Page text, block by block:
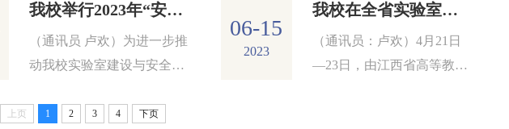
我校举行2023年“安全之星”实...
（通讯员 卢欢）为进一步推
动我校实验室建设与安全管
识，丰富校...
06-15
2023
我校在全省实验室工作评选中获...
（通讯员：卢欢）4月21日
—23日，由江西省高等教育
上页 1 2 3 4 下页